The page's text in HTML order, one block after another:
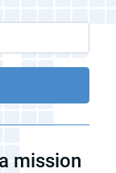
mission